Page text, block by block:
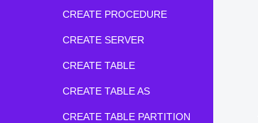
CREATE PROCEDURE
CREATE SERVER
CREATE TABLE
CREATE TABLE AS
CREATE TABLE PARTITION